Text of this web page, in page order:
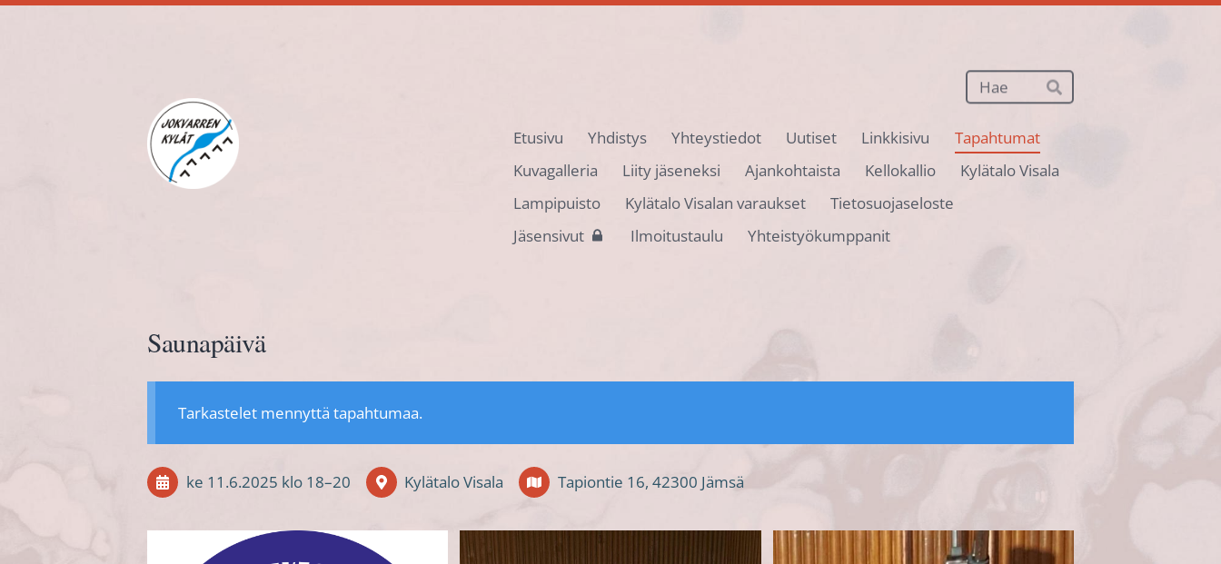
Hae
Jokvarren kylät ry. Etusivu Yhdistys Yhteystiedot Uutiset Linkkisivu
Tapahtumat
Kuvagalleria
Liity jäseneksi Ajankohtaista Kellokallio
Kylätalo Visala
Lampipuisto
Kylätalo Visalan varaukset
Tietosuojaseloste
Jäsensivut
Ilmoitustaulu Yhteistyökumppanit
Saunapäivä
Tarkastelet mennyttä tapahtumaa.
ke 11.6.2025 klo 18–20 Kylätalo Visala Tapiontie 16, 42300 Jämsä